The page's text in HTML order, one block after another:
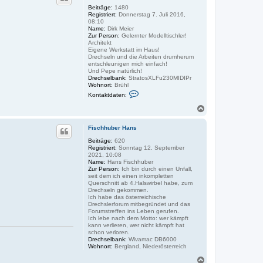
Beiträge: 1480
Registriert: Donnerstag 7. Juli 2016,
08:10
Name: Dirk Meier
Zur Person: Gelernter Modelltischler!
Architekt
Eigene Werkstatt im Haus!
Drechseln und die Arbeiten drumherum
entschleunigen mich einfach!
Und Pepe natürlich!
Drechselbank: StratosXLFu230MIDIPr
Wohnort: Brühl
Kontaktdaten:
a
a
e
n
v
o
n
D
i
r
k
M
Fischhuber Hans
Beiträge: 620
Registriert: Sonntag 12. September
2021, 10:08
Name: Hans Fischhuber
Zur Person: Ich bin durch einen Unfall,
seit dem ich einen inkompletten
Querschnitt ab 4.Halswirbel habe, zum
Drechseln gekommen.
Ich habe das österreichische
Drechslerforum mitbegründet und das
Forumstreffen ins Leben gerufen.
Ich lebe nach dem Motto: wer kämpft
kann verlieren, wer nicht kämpft hat
schon verloren.
Drechselbank: Wivamac DB6000
Wohnort: Bergland, Niederösterreich